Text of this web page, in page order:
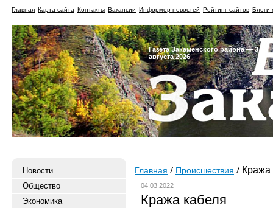
Главная Карта сайта Контакты Вакансии Информер новостей Рейтинг сайтов Блоги
Газета Закаменского района — 3
августа 2026
Новости
Общество
Экономика
Главная Происшествия Кража
04.03.2022
Кража кабеля